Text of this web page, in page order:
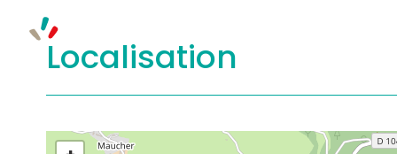
Localisation